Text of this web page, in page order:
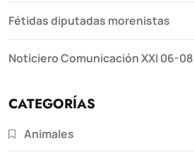
Fétidas diputadas morenistas
Noticiero Comunicación XXI 06-
CATEGORÍAS
Animales